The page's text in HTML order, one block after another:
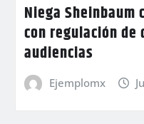
Niega Sheinbaum
con regulación de
audiencias
Ejemplomx